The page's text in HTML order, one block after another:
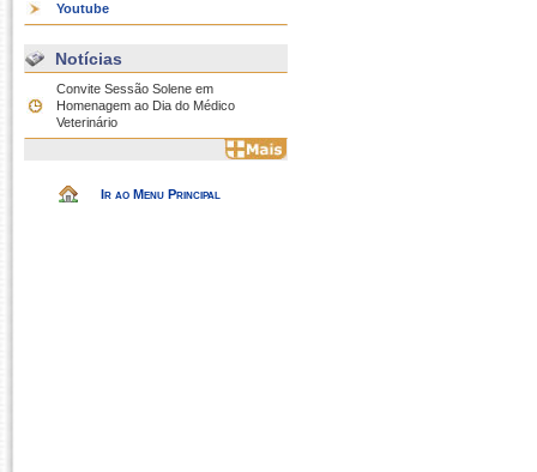
Youtube
Notícias
Convite Sessão Solene em
Homenagem ao Dia do Médico
Veterinário
Ir ao Menu Principal